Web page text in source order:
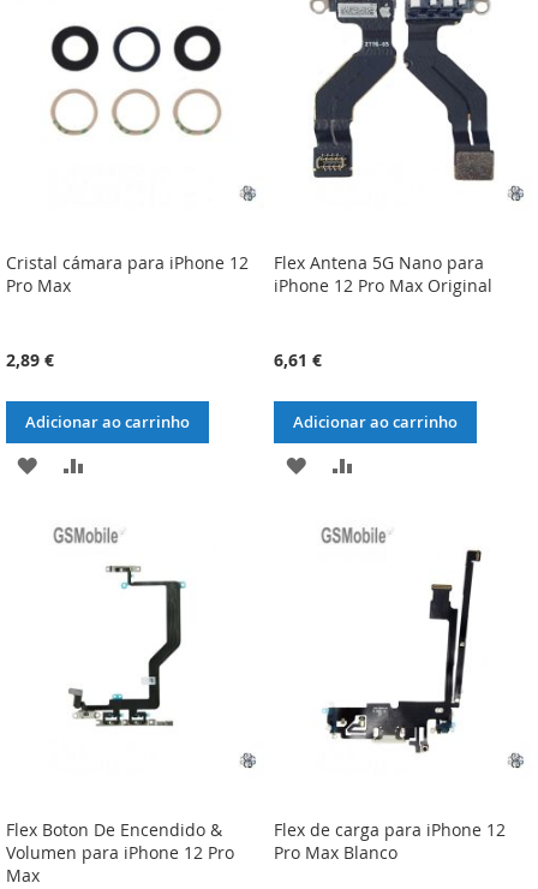
DESEJOS
DE
DESEJOS
Cristal cámara para iPhone 12
Pro Max
2,89 €
Adicionar ao carrinho
ADICIONAR
LISTACOMPARAÇÃO
Flex Antena 5G Nano para
iPhone 12 Pro Max Original
6,61 €
Adicionar ao carrinho
ADICIONAR
LISTA
ADICIONAR
COMPARAÇÃO
Flex Boton De Encendido &
Volumen para iPhone 12 Pro
Max
Flex de carga para iPhone 12
Pro Max Blanco